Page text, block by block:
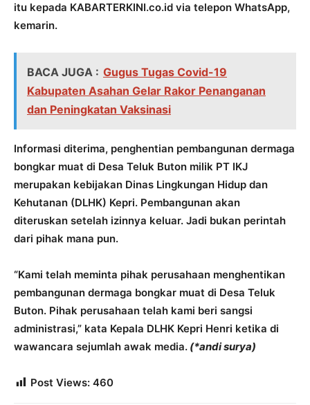
itu kepada KABARTERKINI.co.id via telepon WhatsApp,
kemarin.
BACA JUGA : Gugus Tugas Covid-19
Kabupaten Asahan Gelar Rakor Penanganan
dan Peningkatan Vaksinasi
Informasi diterima, penghentian pembangunan dermaga
bongkar muat di Desa Teluk Buton milik PT IKJ
merupakan kebijakan Dinas Lingkungan Hidup dan
Kehutanan (DLHK) Kepri. Pembangunan akan
diteruskan setelah izinnya keluar. Jadi bukan perintah
dari pihak mana pun.
“Kami telah meminta pihak perusahaan menghentikan
pembangunan dermaga bongkar muat di Desa Teluk
Buton. Pihak perusahaan telah kami beri sangsi
administrasi,” kata Kepala DLHK Kepri Henri ketika di
wawancara sejumlah awak media. (*andi surya)
Post Views: 460